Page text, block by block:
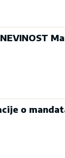
NEVINOST
o